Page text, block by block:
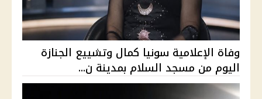
وفاة الإعلامية سونيا كمال وتشييع الجنازة
اليوم من مسجد السلام بمدينة ن...